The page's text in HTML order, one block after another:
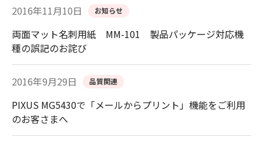
2016年11月10日 お知らせ
両面マット名刺用紙 MM-101 製品パッケージ対応機
種の誤記のお詫び
2016年9月29日 品質関連
PIXUS MG5430で「メールからプリント」機能をご利用
のお客さまへ